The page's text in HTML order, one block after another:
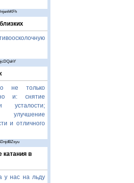
не только
но и: снятие
усталости;
и отличного
в
у нас на льду